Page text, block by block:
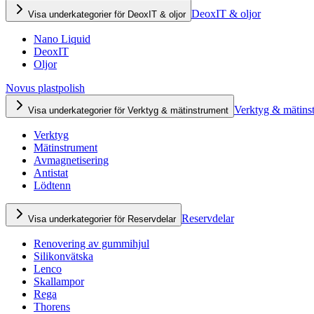
Visa underkategorier för DeoxIT & oljor DeoxIT & oljor
Nano Liquid
DeoxIT
Oljor
Novus plastpolish
Visa underkategorier för Verktyg & mätinstrument Verktyg &
Verktyg
Mätinstrument
Avmagnetisering
Antistat
Lödtenn
Visa underkategorier för Reservdelar Reservdelar
Renovering av gummihjul
Silikonvätska
Lenco
Skallampor
Rega
Thorens